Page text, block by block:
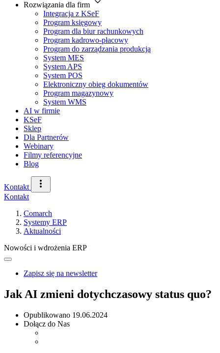
Rozwiązania dla firm
Integracja z KSeF
Program księgowy
Program dla biur rachunkowych
Program kadrowo-płacowy
Program do zarządzania produkcją
System MES
System APS
System POS
Elektroniczny obieg dokumentów
Program magazynowy
System WMS
AI w firmie
KSeF
Sklep
Dla Partnerów
Webinary
Filmy referencyjne
Blog
Kontakt
Kontakt
Comarch
Systemy ERP
Aktualności
Nowości i wdrożenia ERP
Zapisz się na newsletter
Jak AI zmieni dotychczasowy status quo?
Opublikowano 19.06.2024
Dołącz do Nas